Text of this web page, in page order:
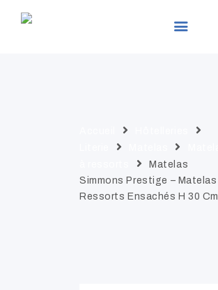
PRODUITS
SERVICES
ACTUALITÉS
Matelas
Simmons Prestige – Matelas
Ressorts Ensachés H 30 Cm